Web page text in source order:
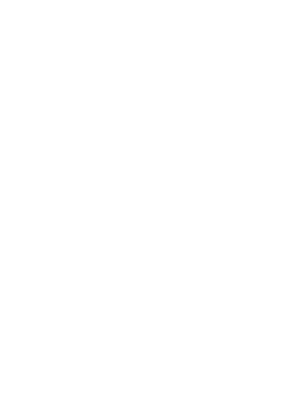
oppretter en Sandbox, kopierer Spiff
Kvotyper teller ikke mot grensen
oppdateringen, fjernes Kvotyper fra
en ny Sandbox – ingen oppsett
mellom Sandbox-organisasjonen og
navn til en kvottype i en Sandbox-
en samsvarende ID i det overordnede
for samsvar
Utgående endringssett ingen